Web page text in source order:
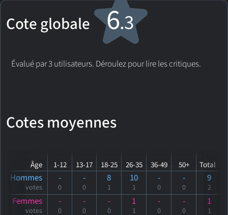
Cote globale 6.3
Évalué par 3 utilisateurs. Déroulez pour lire les critiques.
Cotes moyennes
Âge 1-12 13-17 18-25 26-35 36-49 50+ Total
Hommes
votes
-
0
-
0
8
1
10
1
-
0
-
0
9
2
Femmes
votes
-
0
-
0
-
0
1
1
-
0
-
0
1
1